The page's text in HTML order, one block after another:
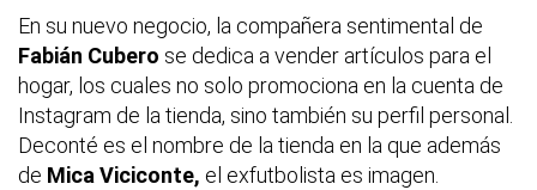
En su nuevo negocio, la compañera sentimental de
Fabián Cubero se dedica a vender artículos para el
hogar, los cuales no solo promociona en la cuenta de
Instagram de la tienda, sino también su perfil personal.
Deconté es el nombre de la tienda en la que además
de Mica Viciconte, el exfutbolista es imagen.